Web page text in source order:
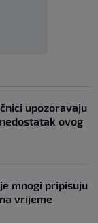
upozoravaju
ovog
mnogi pripisuju
vrijeme